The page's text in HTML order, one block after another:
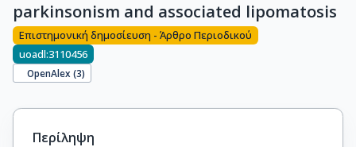
parkinsonism and associated lipomatosis
Επιστημονική δημοσίευση - Άρθρο Περιοδικού
uoadl:3110456
OpenAlex (3)
Περίληψη